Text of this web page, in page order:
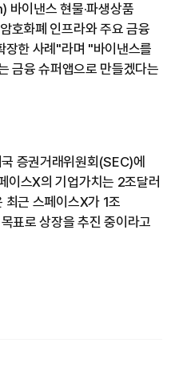
이낸스 현물·파생상품
호화폐 인프라와 주요 금융
장한 사례"라며 "바이낸스를
금융 슈퍼앱으로 만들겠다는
증권거래위원회(SEC)에
이스X의 기업가치는 2조달러
최근 스페이스X가 1조
표로 상장을 추진 중이라고